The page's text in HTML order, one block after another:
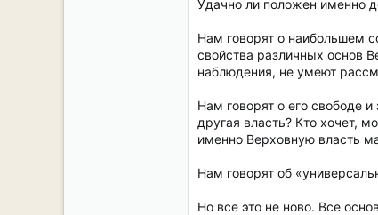
Удачно ли положен именно
Нам говорят о наибольшем
свойства различных основ
наблюдения, не умеют
Нам говорят о его свободе
другая власть? Кто хочет,
именно Верховную власть
Нам говорят об
Но все это не ново. Все